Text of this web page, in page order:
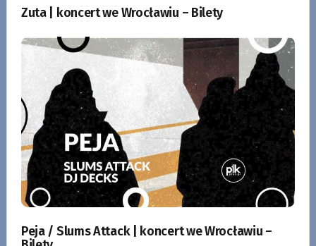
Zuta | koncert we Wrocławiu – Bilety
Peja / Slums Attack | koncert we Wrocławiu –